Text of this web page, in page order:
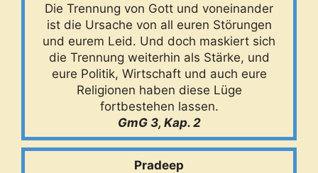
Die Trennung von Gott und voneinander
ist die Ursache von all euren Störungen
und eurem Leid. Und doch maskiert sich
die Trennung weiterhin als Stärke, und
eure Politik, Wirtschaft und auch eure
Religionen haben diese Lüge
fortbestehen lassen.
GmG 3, Kap. 2
Pradeep